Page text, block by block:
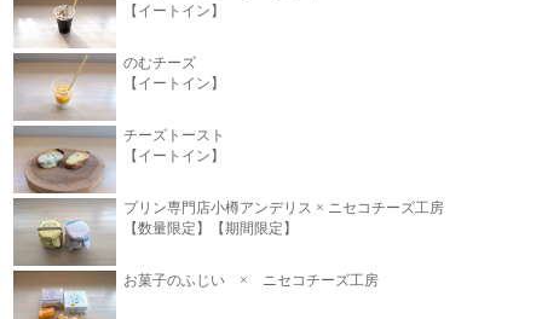
【イートイン】
のむチーズ
【イートイン】
チーズトースト
【イートイン】
プリン専門店小樽アンデリス × ニセコチーズ工房
【数量限定】【期間限定】
お菓子のふじい × ニセコチーズ工房